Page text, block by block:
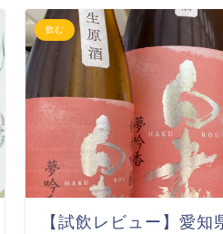
飲む
【試飲レビュー】愛知